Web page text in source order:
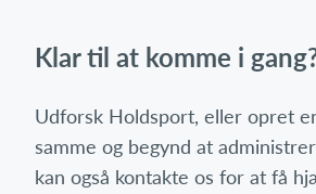
Klar til at komme i
Udforsk Holdsport, eller opret
samme og begynd at
kan også kontakte os for at få